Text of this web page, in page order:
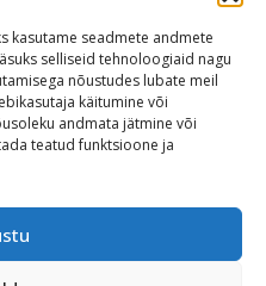
kasutame seadmete andmete
selliseid tehnoloogiaid nagu
nõustudes lubate meil
käitumine või
andmata jätmine või
teatud funktsioone ja